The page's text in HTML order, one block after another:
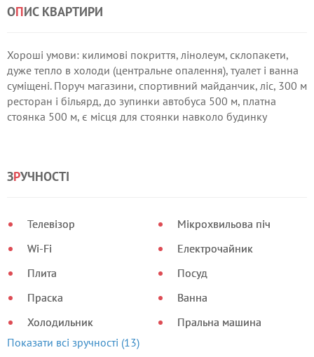
ОПИС КВАРТИРИ
Хороші умови: килимові покриття, лінолеум, склопакети,
дуже тепло в холоди (центральне опалення), туалет і ванна
суміщені. Поруч магазини, спортивний майданчик, ліс, 300 м
ресторан і більярд, до зупинки автобуса 500 м, платна
стоянка 500 м, є місця для стоянки навколо будинку
ЗРУЧНОСТІ
Телевізор
Wi-Fi
Плита
Праска
Холодильник
Мікрохвильова піч
Електрочайник
Посуд
Ванна
Пральна машина
Показати всі зручності (13)